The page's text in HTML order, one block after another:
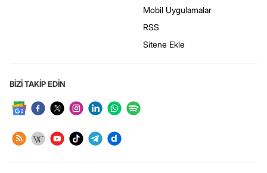
Mobil Uygulamalar
RSS
Sitene Ekle
BİZİ TAKİP EDİN